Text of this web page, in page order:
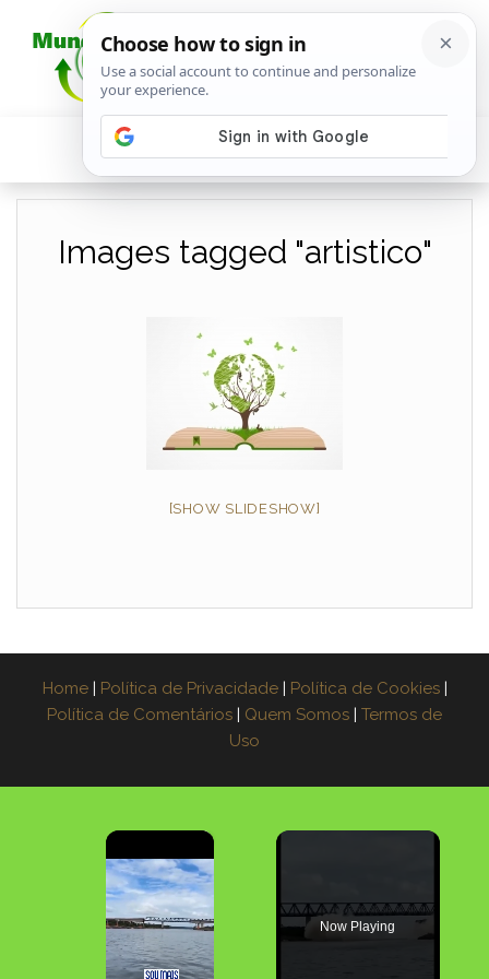
Images tagged "artistico"
[SHOW SLIDESHOW]
Home | Política de Privacidade | Política de Cookies |
Política de Comentários | Quem Somos | Termos de
Uso
×
Now Playing